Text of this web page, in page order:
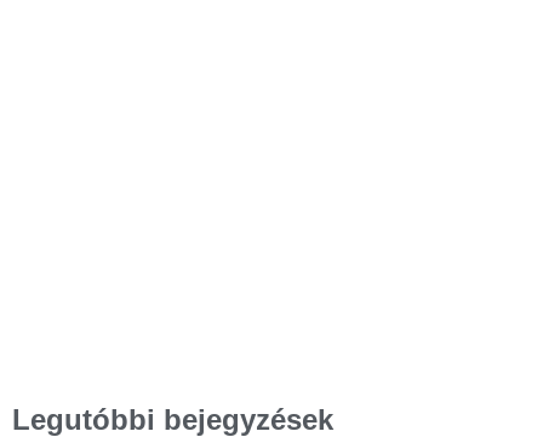
Legutóbbi bejegyzések